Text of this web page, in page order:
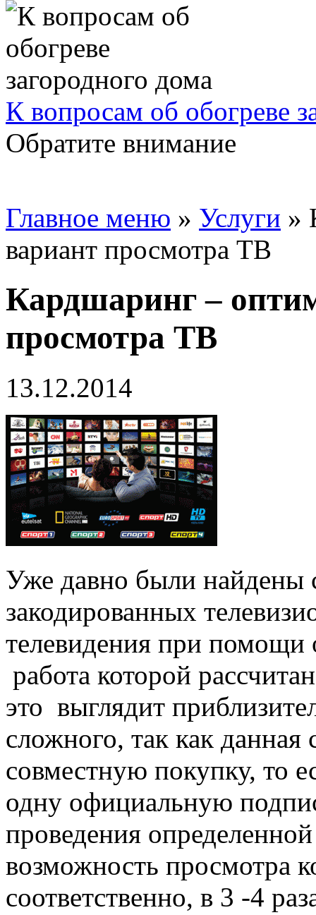
К вопросам об обогреве
Обратите внимание
Главное меню » Услуги »
вариант просмотра ТВ
Кардшаринг –
просмотра ТВ
13.12.2014
Уже давно были найдены
закодированных
телевидения при
работа которой
это выглядит
сложного, так как данная
совместную покупку, то
одну официальную
проведения
возможность просмотра
соответственно, в 3 -4